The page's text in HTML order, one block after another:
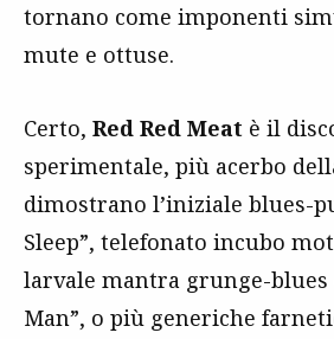
tornano come imponenti
mute e ottuse.
Certo, Red Red Meat è il
sperimentale, più acerbo
dimostrano l’iniziale blues-
Sleep”, telefonato incubo
larvale mantra grunge-blues
Man”, o più generiche